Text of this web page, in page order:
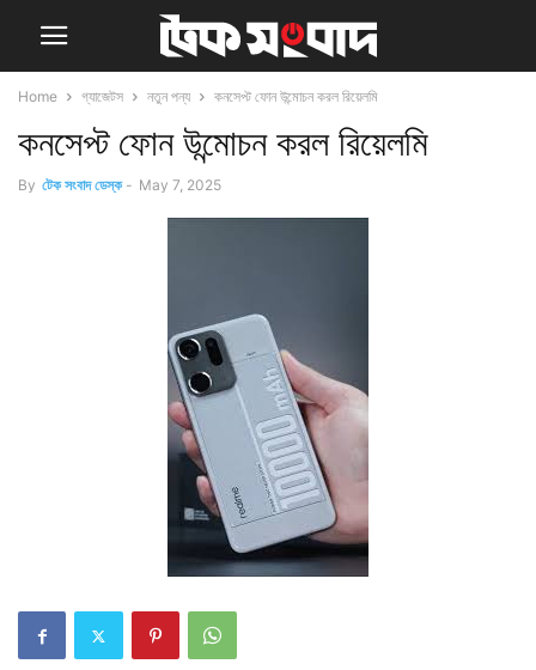
Home গ্যাজেটস নতুন পন্য কনসেপ্ট ফোন উন্মোচন করল রিয়েলমি
কনসেপ্ট ফোন উন্মোচন করল রিয়েলমি
By টেক সংবাদ ডেস্ক - May 7, 2025